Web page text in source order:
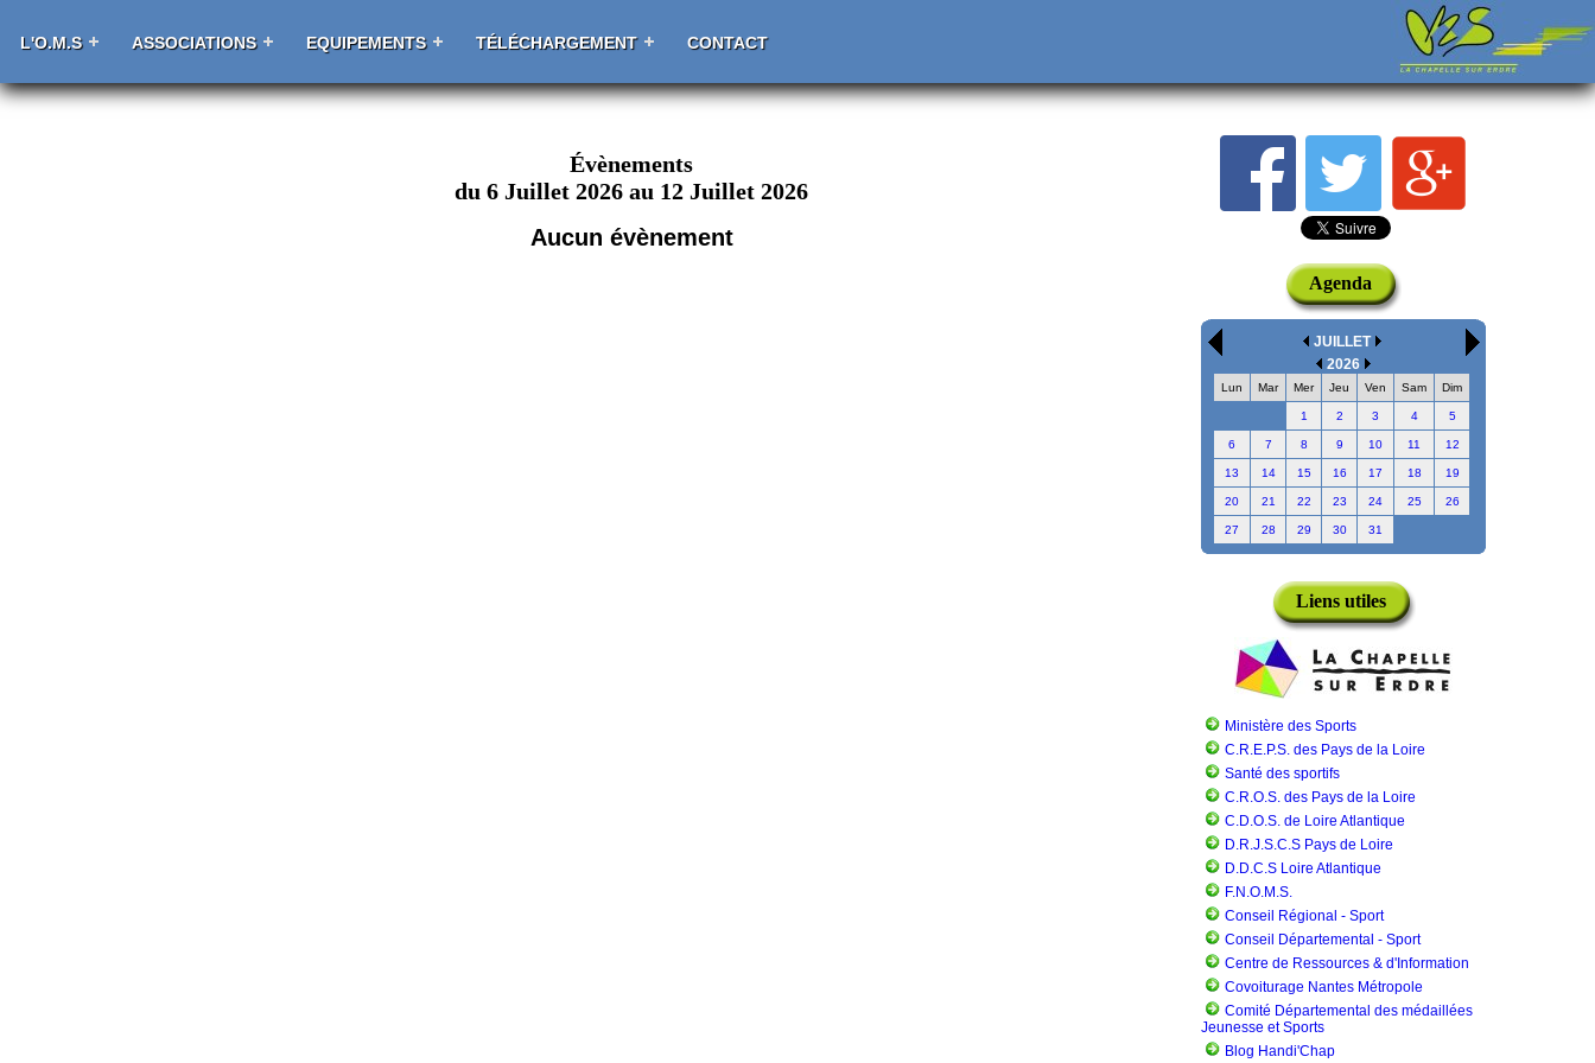
L'O.M.S ASSOCIATIONS EQUIPEMENTS TÉLÉCHARGEMENT CONTACT
Évènements
du 6 Juillet 2026 au 12 Juillet 2026
Aucun évènement
Agenda
JUILLET
2026
Lun Mar Mer Jeu Ven Sam Dim
1 2 3 4 5
6 7 8 9 10 11 12
13 14 15 16 17 18 19
20 21 22 23 24 25 26
27 28 29 30 31
Liens utiles
Ministère des Sports
C.R.E.P.S. des Pays de la Loire
Santé des sportifs
C.R.O.S. des Pays de la Loire
C.D.O.S. de Loire Atlantique
D.R.J.S.C.S Pays de Loire
D.D.C.S Loire Atlantique
F.N.O.M.S.
Conseil Régional - Sport
Conseil Départemental - Sport
Centre de Ressources & d'Information
Covoiturage Nantes Métropole
Comité Départemental des médaillées
Jeunesse et Sports
Blog Handi'Chap